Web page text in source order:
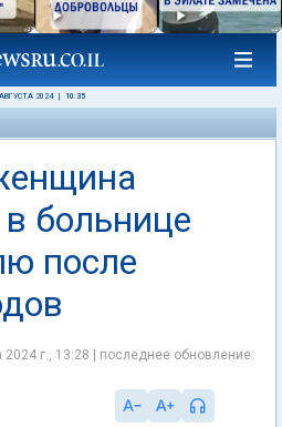
2024 10:35
больнице
после
2024 г., 13:28 | последнее обновление: